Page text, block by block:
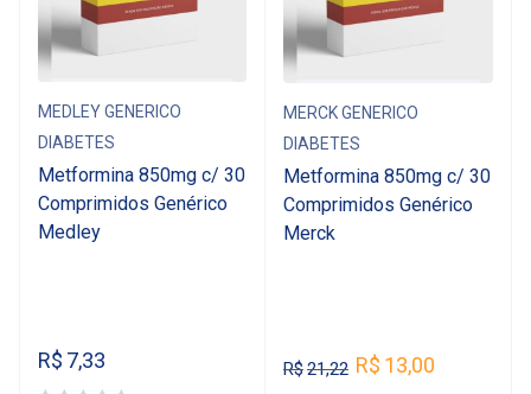
MEDLEY GENERICO
DIABETES
Metformina 850mg c/ 30
Comprimidos Genérico
Medley
R$ 7,33
MERCK GENERICO
DIABETES
Metformina 850mg c/ 30
Comprimidos Genérico
Merck
R$21,22 R$ 13,00